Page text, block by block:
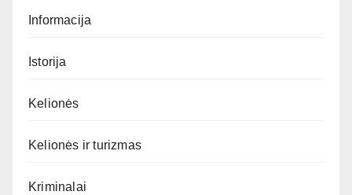
Informacija
Istorija
Kelionės
Kelionės ir turizmas
Kriminalai